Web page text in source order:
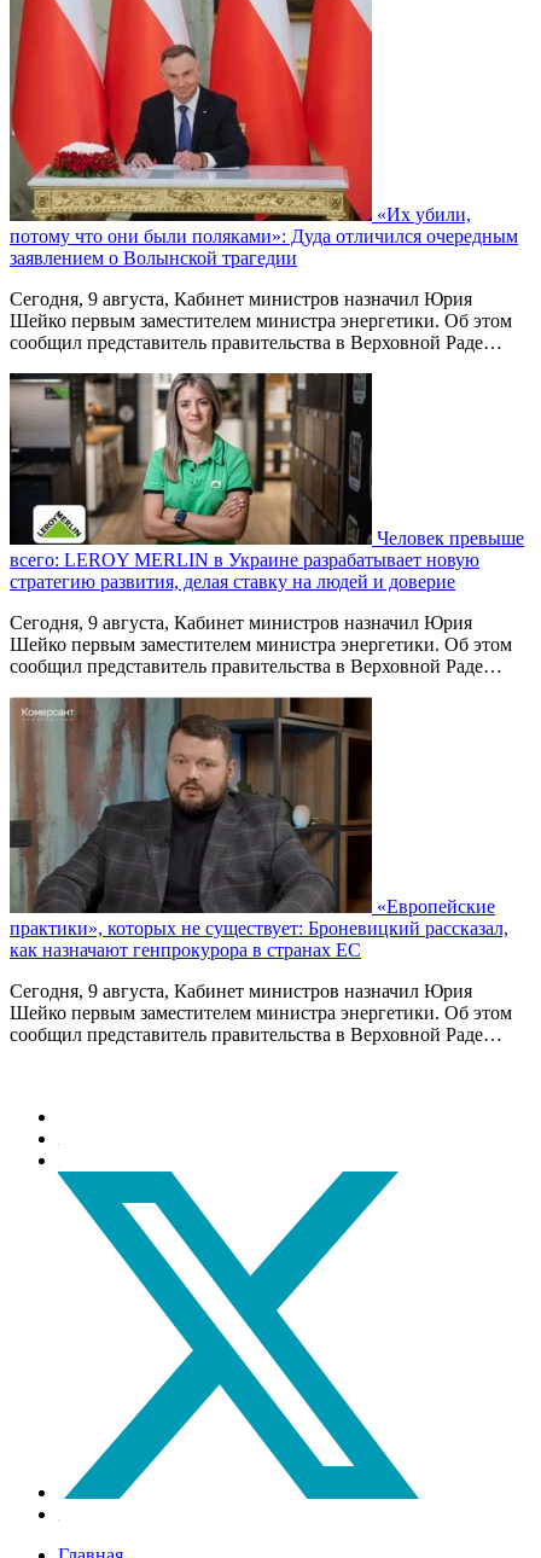
«Их убили,
потому что они были поляками»: Дуда отличился очередным
заявлением о Волынской трагедии
Сегодня, 9 августа, Кабинет министров назначил Юрия
Шейко первым заместителем министра энергетики. Об этом
сообщил представитель правительства в Верховной Раде…
Человек превыше
всего: LEROY MERLIN в Украине разрабатывает новую
стратегию развития, делая ставку на людей и доверие
Сегодня, 9 августа, Кабинет министров назначил Юрия
Шейко первым заместителем министра энергетики. Об этом
сообщил представитель правительства в Верховной Раде…
«Европейские
практики», которых не существует: Броневицкий рассказал,
как назначают генпрокурора в странах ЕС
Сегодня, 9 августа, Кабинет министров назначил Юрия
Шейко первым заместителем министра энергетики. Об этом
сообщил представитель правительства в Верховной Раде…